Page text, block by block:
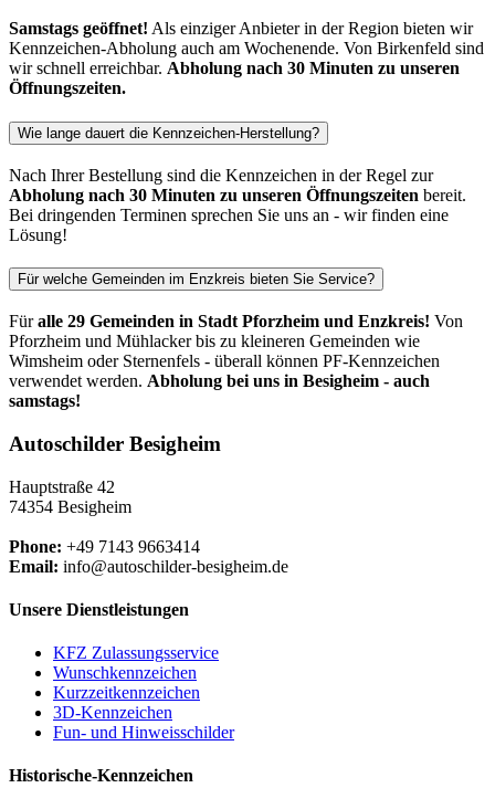
Samstags geöffnet! Als einziger Anbieter in der Region bieten wir
Kennzeichen-Abholung auch am Wochenende. Von Birkenfeld sind
wir schnell erreichbar. Abholung nach 30 Minuten zu unseren
Öffnungszeiten.
Wie lange dauert die Kennzeichen-Herstellung?
Nach Ihrer Bestellung sind die Kennzeichen in der Regel zur
Abholung nach 30 Minuten zu unseren Öffnungszeiten bereit.
Bei dringenden Terminen sprechen Sie uns an - wir finden eine
Lösung!
Für welche Gemeinden im Enzkreis bieten Sie Service?
Füralle 29 Gemeinden in Stadt Pforzheim und Enzkreis! Von
Pforzheim und Mühlacker bis zu kleineren Gemeinden wie
Wimsheim oder Sternenfels - überall können PF-Kennzeichen
verwendet werden. Abholung bei uns in Besigheim - auch
samstags!
Autoschilder Besigheim
Hauptstraße 42
74354 Besigheim
Phone: +49 7143 9663414
Email: info@autoschilder-besigheim.de
Unsere Dienstleistungen
KFZ Zulassungsservice
Wunschkennzeichen
Kurzzeitkennzeichen
3D-Kennzeichen
Fun- und Hinweisschilder
Historische-Kennzeichen